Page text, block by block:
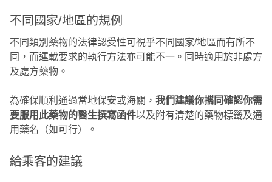
不同國家/地區的規例
不同類別藥物的法律認受性可視乎不同國家/地區而有所不
同，而運載要求的執行方法亦可能不一。同時適用於非處方
及處方藥物。
為確保順利通過當地保安或海關， 我們建議你攜同確認你需
要服用此藥物的醫生撰寫函件以及附有清楚的藥物標籤及通
用藥名（如可行）。
給乘客的建議